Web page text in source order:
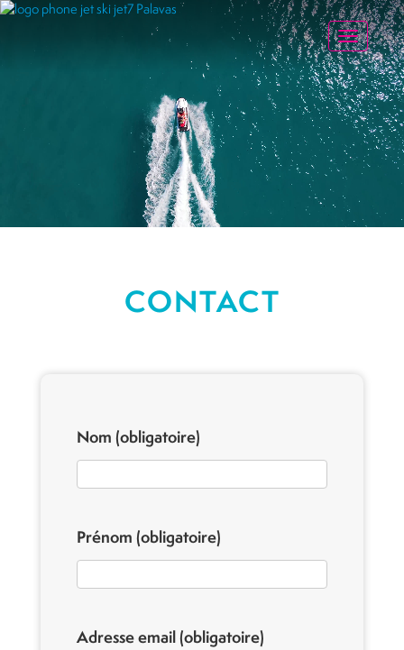
Toggle
CONTACT
Nom (obligatoire)
Prénom (obligatoire)
Adresse email(obligatoire)